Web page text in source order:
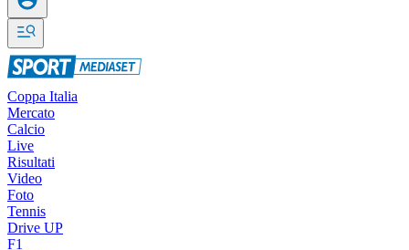
Coppa Italia
Mercato
Calcio
Live
Risultati
Video
Foto
Tennis
Drive UP
F1